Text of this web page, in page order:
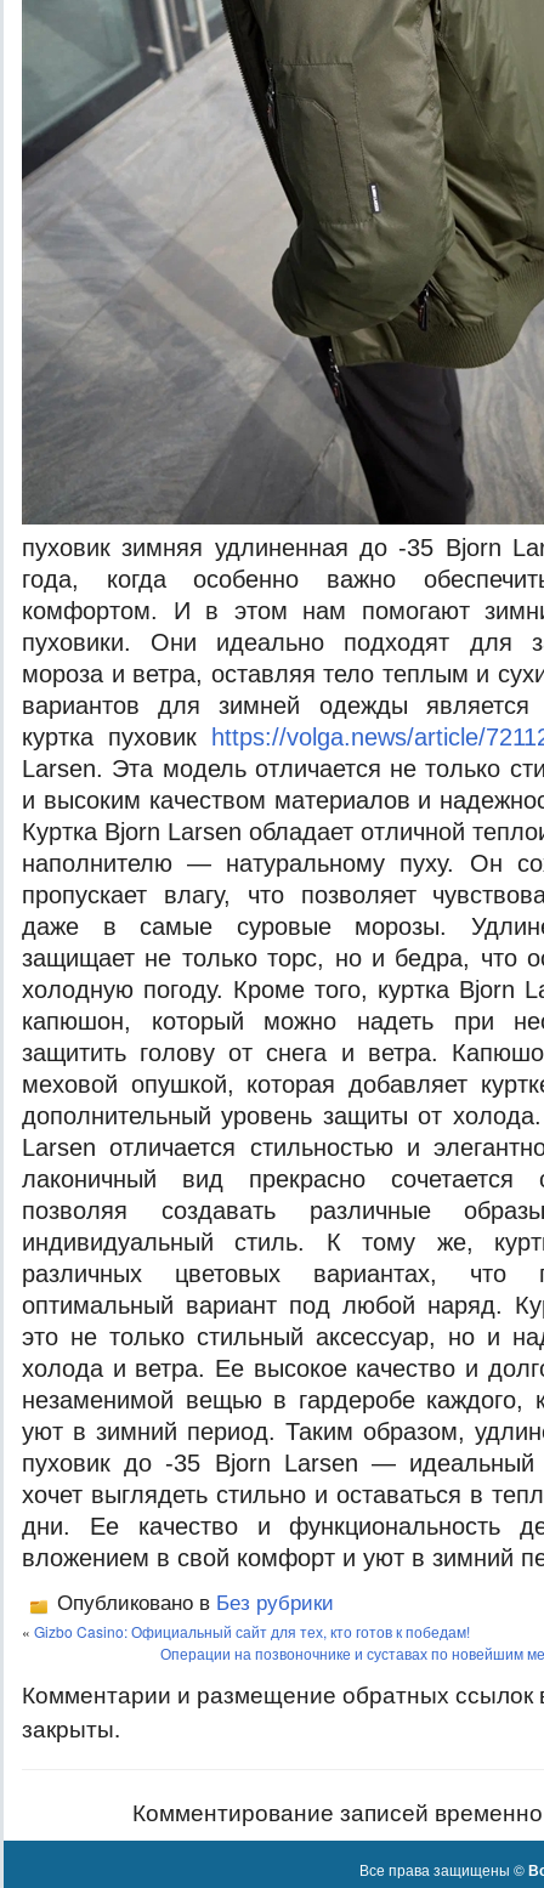
пуховик зимняя удлиненная до -35 Bjorn
года, когда особенно важно
комфортом. И в этом нам помогают
пуховики. Они идеально подходят для
мороза и ветра, оставляя тело теплым и
вариантов для зимней одежды является
куртка пуховик
https://volga.news/article/
Larsen. Эта модель отличается не только
и высоким качеством материалов и
Куртка Bjorn Larsen обладает отличной
наполнителю — натуральному пуху. Он
пропускает влагу, что позволяет
даже в самые суровые морозы.
защищает не только торс, но и бедра, что
холодную погоду. Кроме того, куртка Bjorn
капюшон, который можно надеть при
защитить голову от снега и ветра.
меховой опушкой, которая добавляет
дополнительный уровень защиты от
Larsen отличается стильностью и
лаконичный вид прекрасно
позволяя создавать различные
индивидуальный стиль. К тому же,
различных цветовых вариантах, что
оптимальный вариант под любой наряд.
это не только стильный аксессуар, но и
холода и ветра. Ее высокое качество и
незаменимой вещью в гардеробе каждого,
уют в зимний период. Таким образом,
пуховик до -35 Bjorn Larsen —
хочет выглядеть стильно и оставаться в
дни. Ее качество и функциональность
вложением в свой комфорт и уют в зимний
Опубликовано в Без рубрики
« Gizbo Casino: Официальный сайт для тех, кто готов к победам!
Операции на позвоночнике и суставах по новейшим
Комментарии и размещение обратных ссылок
закрыты.
Комментирование записей
Все права защищены ©